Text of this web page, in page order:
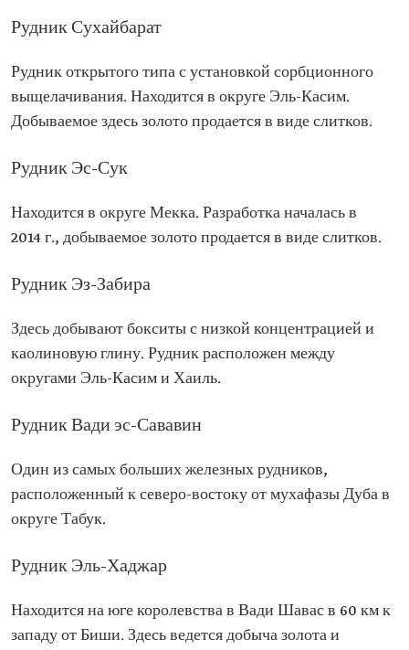
Рудник Сухайбарат
Рудник открытого типа с установкой сорбционного
выщелачивания. Находится в округе Эль-Касим.
Добываемое здесь золото продается в виде слитков.
Рудник Эс-Сук
Находится в округе Мекка. Разработка началась в
2014 г., добываемое золото продается в виде слитков.
Рудник Эз-Забира
Здесь добывают бокситы с низкой концентрацией и
каолиновую глину. Рудник расположен между
округами Эль-Касим и Хаиль.
Рудник Вади эс-Сававин
Один из самых больших железных рудников,
расположенный к северо-востоку от мухафазы Дуба в
округе Табук.
Рудник Эль-Хаджар
Находится на юге королевства в Вади Шавас в 60 км к
западу от Биши. Здесь ведется добыча золота и